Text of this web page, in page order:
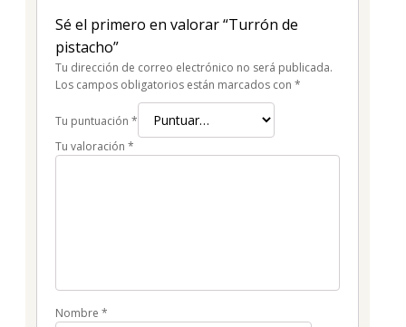
Sé el primero en valorar “Turrón de
pistacho”
Tu dirección de correo electrónico no será publicada.
Los campos obligatorios están marcados con *
Tu puntuación *
Tu valoración *
Nombre *